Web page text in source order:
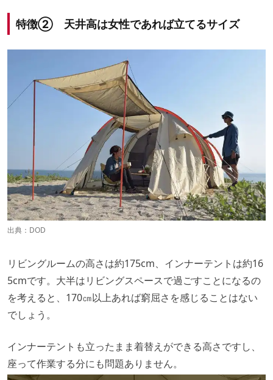
特徴② 天井高は女性であれば立てるサイズ
出典： DOD
リビングルームの高さは約175cm、インナーテントは約16
5cmです。大半はリビングスペースで過ごすことになるの
を考えると、170㎝以上あれば窮屈さを感じることはない
でしょう。
インナーテントも立ったまま着替えができる高さですし、
座って作業する分にも問題ありません。